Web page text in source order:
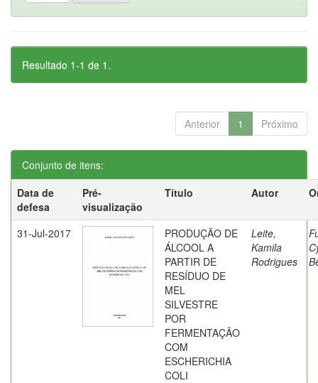
Resultado 1-1 de 1.
Anterior 1 Próximo
Conjunto de itens:
Data de
defesa
Pré-
visualização
Título Autor
31-Jul-2017
PRODUÇÃO DE
ÁLCOOL A
PARTIR DE
RESÍDUO DE
MEL
SILVESTRE
POR
FERMENTAÇÃO
COM
ESCHERICHIA
COLI
Leite,
Kamila
Rodrigues